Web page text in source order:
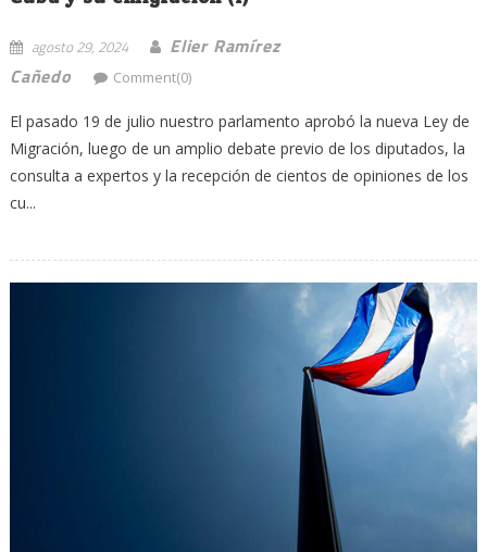
agosto 29, 2024
Elier Ramírez
Cañedo
Comment(0)
El pasado 19 de julio nuestro parlamento aprobó la nueva Ley de
Migración, luego de un amplio debate previo de los diputados, la
consulta a expertos y la recepción de cientos de opiniones de los
cu...